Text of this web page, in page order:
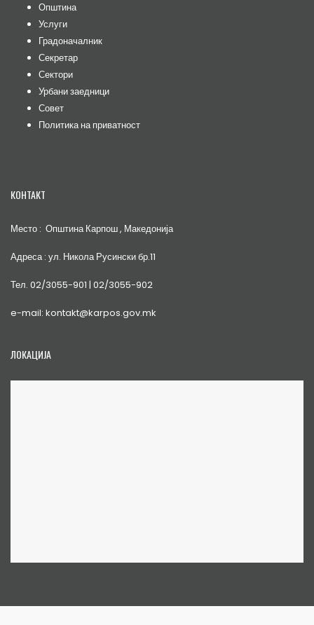
Општина
Услуги
Градоначалник
Секретар
Сектори
Урбани заедници
Совет
Политика на приватност
КОНТАКТ
Место : Општина Карпош , Македонија
Адреса : ул. Никола Русински бр.11
Тел. 02/3055-901 | 02/3055-902
e-mail: kontakt@karpos.gov.mk
ЛОКАЦИЈА